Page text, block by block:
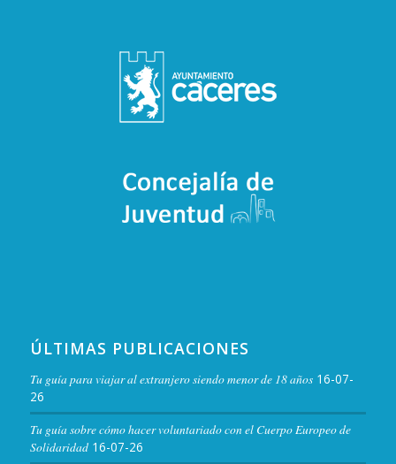
ÚLTIMAS PUBLICACIONES
Tu guía para viajar al extranjero siendo menor de 18 años 16-07-
26
Tu guía sobre cómo hacer voluntariado con el Cuerpo Europeo de
Solidaridad 16-07-26